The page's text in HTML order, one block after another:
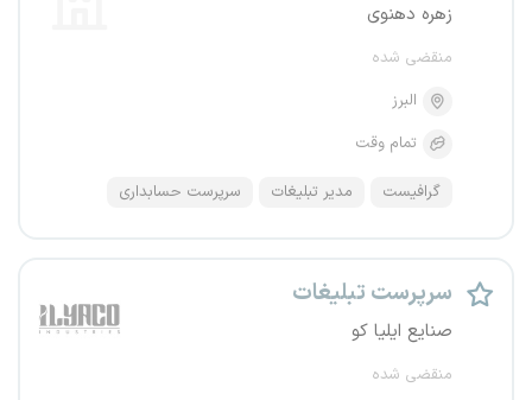
زهره دهنوی
منقضی شده
البرز
تمام وقت
گرافیست مدیر تبلیغات سرپرست حسابداری
سرپرست تبلیغات
صنایع ایلیا کو
منقضی شده